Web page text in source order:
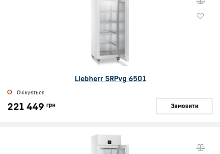
Liebherr SRPvg 6501
Очікується
221 449 грн Замовити